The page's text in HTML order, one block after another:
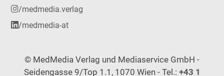
/medmedia.verlag
/medmedia-at
© MedMedia Verlag und Mediaservice GmbH -
Seidengasse 9/Top 1.1, 1070 Wien - Tel.: +43 1